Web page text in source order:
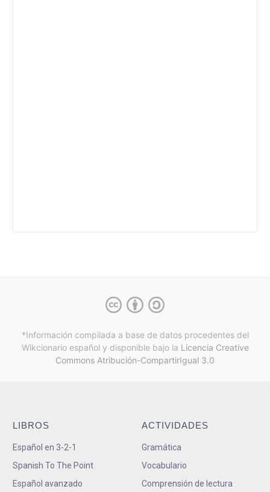
*Información compilada a base de datos procedentes del
Wikcionario español y disponible bajo la Licencia Creative
Commons Atribución-CompartirIgual 3.0
LIBROS
Español en 3-2-1
Spanish To The Point
Español avanzado
ACTIVIDADES
Gramática
Vocabulario
Comprensión de lectura